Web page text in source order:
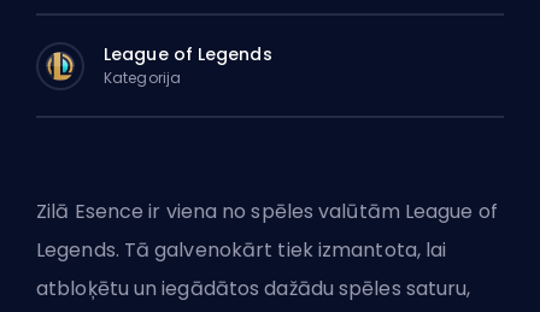
League of Legends
Kategorija
Zilā Esence ir viena no spēles valūtām League of
Legends. Tā galvenokārt tiek izmantota, lai
atbloķētu un iegādātos dažādu spēles saturu,